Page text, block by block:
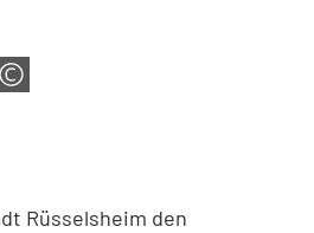
Rüsselsheim den